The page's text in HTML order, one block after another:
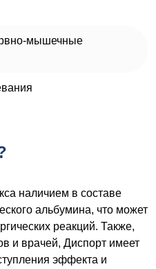
мышечные
наличием в составе
альбумина, что может
реакций. Также,
и врачей, Диспорт имеет
эффекта и